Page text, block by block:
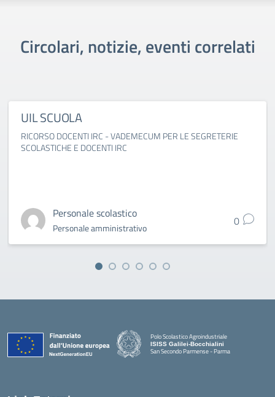
Circolari, notizie, eventi correlati
UIL SCUOLA
RICORSO DOCENTI IRC - VADEMECUM PER LE SEGRETERIE
SCOLASTICHE E DOCENTI IRC
Personale scolastico
Personale amministrativo 0
Polo Scolastico Agroindustriale
ISISS Galilei-Bocchialini
San Secondo Parmense - Parma